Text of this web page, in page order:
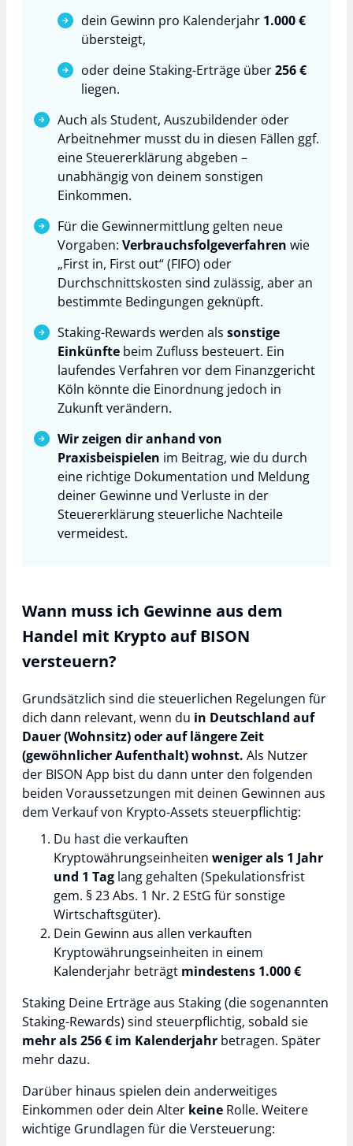
dein Gewinn pro Kalenderjahr 1.000 €
übersteigt,
oder deine Staking-Erträge über256 €
liegen.
Auch als Student, Auszubildender oder
Arbeitnehmer musst du in diesen Fällen ggf.
eine Steuererklärung abgeben –
unabhängig von deinem sonstigen
Einkommen.
Für die Gewinnermittlung gelten neue
Vorgaben: Verbrauchsfolgeverfahren wie
„First in, First out“ (FIFO) oder
Durchschnittskosten sind zulässig, aber an
bestimmte Bedingungen geknüpft.
Staking-Rewards werden als sonstige
Einkünfte beim Zufluss besteuert. Ein
laufendes Verfahren vor dem Finanzgericht
Köln könnte die Einordnung jedoch in
Zukunft verändern.
Wir zeigen dir anhand von
Praxisbeispielen im Beitrag, wie du durch
eine richtige Dokumentation und Meldung
deiner Gewinne und Verluste in der
Steuererklärung steuerliche Nachteile
vermeidest.
Wann muss ich Gewinne aus dem
Handel mit Krypto auf BISON
versteuern?
Grundsätzlich sind die steuerlichen Regelungen für
dich dann relevant, wenn du in Deutschland auf
Dauer (Wohnsitz) oder auf längere Zeit
(gewöhnlicher Aufenthalt) wohnst. Als Nutzer
der BISON App bist du dann unter den folgenden
beiden Voraussetzungen mit deinen Gewinnen aus
dem Verkauf von Krypto-Assets steuerpflichtig:
Du hast die verkauften
Kryptowährungseinheiten weniger als 1 Jahr
und 1 Tag lang gehalten (Spekulationsfrist
gem. § 23 Abs. 1 Nr. 2 EStG für sonstige
Wirtschaftsgüter).
Dein Gewinn aus allen verkauften
Kryptowährungseinheiten in einem
Kalenderjahr beträgt mindestens 1.000 €
Staking Deine Erträge aus Staking (die sogenannten
Staking-Rewards) sind steuerpflichtig, sobald sie
mehr als 256 € im Kalenderjahr betragen. Später
mehr dazu.
Darüber hinaus spielen dein anderweitiges
Einkommen oder dein Alter keine Rolle. Weitere
wichtige Grundlagen für die Versteuerung: